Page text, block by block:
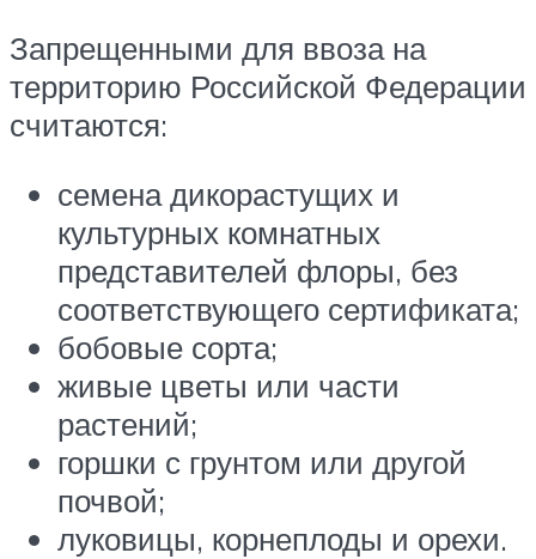
Запрещенными для ввоза на
территорию Российской Федерации
считаются:
семена дикорастущих и
культурных комнатных
представителей флоры, без
соответствующего сертификата;
бобовые сорта;
живые цветы или части
растений;
горшки с грунтом или другой
почвой;
луковицы, корнеплоды и орехи.